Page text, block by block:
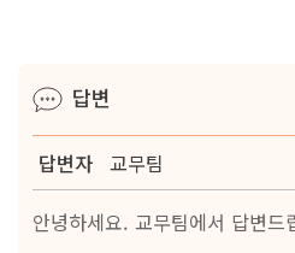
글로벌계열
전공심화
산업체위탁
답변
답변자 교무팀
안녕하세요. 교무팀에서 답변드